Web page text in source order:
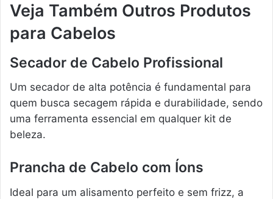
Veja Também Outros Produtos
para Cabelos
Secador de Cabelo Profissional
Um secador de alta potência é fundamental para
quem busca secagem rápida e durabilidade, sendo
uma ferramenta essencial em qualquer kit de
beleza.
Prancha de Cabelo com Íons
Ideal para um alisamento perfeito e sem frizz, a